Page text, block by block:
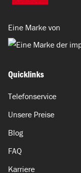
Eine Marke von
Quicklinks
Telefonservice
Unsere Preise
Blog
FAQ
Karriere